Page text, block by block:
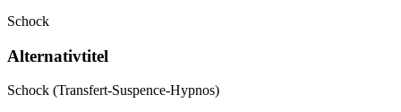
Schock
Alternativtitel
Schock (Transfert-Suspence-Hypnos)